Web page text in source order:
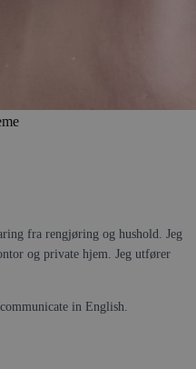
fra rengjøring og hushold. Jeg
og private hjem. Jeg utfører
in English.